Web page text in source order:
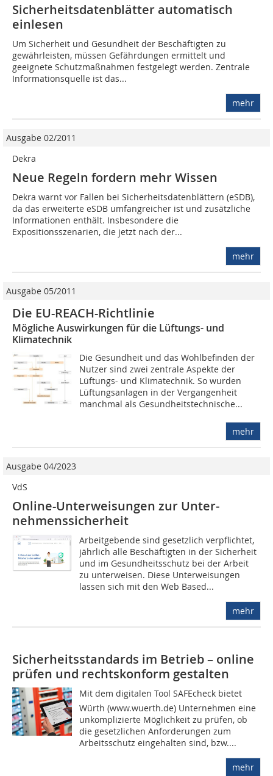
Sicherheitsdatenblätter automatisch
einlesen
Um Sicherheit und Gesundheit der Beschäftigten zu
gewährleisten, müssen Gefährdungen ermittelt und
geeignete Schutzmaßnahmen festgelegt werden. Zentrale
Informationsquelle ist das...
mehr
Ausgabe 02/2011
Dekra
Neue Regeln fordern mehr Wissen
Dekra warnt vor Fallen bei Sicherheitsdatenblättern (eSDB),
da das erweiterte eSDB umfangreicher ist und zusätzliche
Informationen enthält. Insbesondere die
Expositionsszenarien, die jetzt nach der...
mehr
Ausgabe 05/2011
Die EU-REACH-Richtlinie
Mögliche Auswirkungen für die Lüftungs- und
Klimatechnik
Die Gesundheit und das Wohlbefinden der
Nutzer sind zwei zentrale Aspekte der
Lüftungs- und Klimatechnik. So wurden
Lüftungsanlagen in der Vergangenheit
manchmal als Gesundheitstechnische...
mehr
Ausgabe 04/2023
VdS
Online-Unterweisungen zur Unter­
nehmens­sicherheit
Arbeitgebende sind gesetzlich verpflichtet,
jährlich alle Beschäftigten in der Sicherheit
und im Gesundheitsschutz bei der Arbeit
zu unterweisen. Diese Unterweisungen
lassen sich mit den Web Based...
mehr
Sicherheitsstandards im Betrieb – online
prüfen und rechtskonform gestalten
Mit dem digitalen Tool SAFEcheck bietet
Würth (www.wuerth.de) Unternehmen eine
unkomplizierte Möglichkeit zu prüfen, ob
die gesetzlichen Anforderungen zum
Arbeitsschutz eingehalten sind, bzw....
mehr